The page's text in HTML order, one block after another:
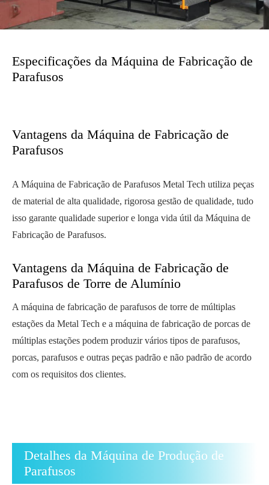
Especificações da Máquina de Fabricação de
Parafusos
Vantagens da Máquina de Fabricação de
Parafusos
A Máquina de Fabricação de Parafusos Metal Tech utiliza peças
de material de alta qualidade, rigorosa gestão de qualidade, tudo
isso garante qualidade superior e longa vida útil da Máquina de
Fabricação de Parafusos.
Vantagens da Máquina de Fabricação de
Parafusos de Torre de Alumínio
A máquina de fabricação de parafusos de torre de múltiplas
estações da Metal Tech e a máquina de fabricação de porcas de
múltiplas estações podem produzir vários tipos de parafusos,
porcas, parafusos e outras peças padrão e não padrão de acordo
com os requisitos dos clientes.
Detalhes da Máquina de Produção de
Parafusos